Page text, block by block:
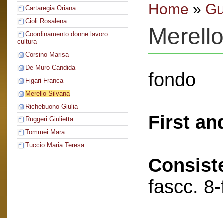
Cartaregia Oriana
Cioli Rosalena
Coordinamento donne lavoro
cultura
Corsino Marisa
De Muro Candida
Figari Franca
Merello Silvana
Richebuono Giulia
Ruggeri Giulietta
Tommei Mara
Tuccio Maria Teresa
Home »
fondo
First
fascc.